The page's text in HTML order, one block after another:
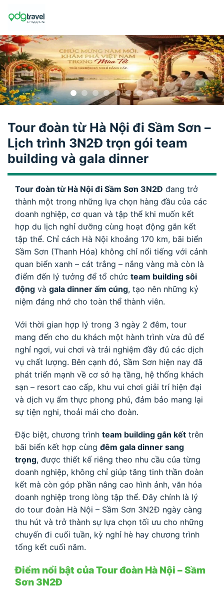
Tour đoàn từ Hà Nội đi Sầm Sơn –
Lịch trình 3N2Đ trọn gói team
building và gala dinner
Tour đoàn từ Hà Nội đi Sầm Sơn 3N2Đ đang trở
thành một trong những lựa chọn hàng đầu của các
doanh nghiệp, cơ quan và tập thể khi muốn kết
hợp du lịch nghỉ dưỡng cùng hoạt động gắn kết
tập thể. Chỉ cách Hà Nội khoảng 170 km, bãi biển
Sầm Sơn (Thanh Hóa) không chỉ nổi tiếng với cảnh
quan biển xanh – cát trắng – nắng vàng mà còn là
điểm đến lý tưởng để tổ chức team building sôi
động và gala dinner ấm cúng, tạo nên những kỷ
niệm đáng nhớ cho toàn thể thành viên.
Với thời gian hợp lý trong 3 ngày 2 đêm, tour
mang đến cho du khách một hành trình vừa đủ để
nghỉ ngơi, vui chơi và trải nghiệm đầy đủ các dịch
vụ chất lượng. Bên cạnh đó, Sầm Sơn hiện nay đã
phát triển mạnh về cơ sở hạ tầng, hệ thống khách
sạn – resort cao cấp, khu vui chơi giải trí hiện đại
và dịch vụ ẩm thực phong phú, đảm bảo mang lại
sự tiện nghi, thoải mái cho đoàn.
Đặc biệt, chương trình team building gắn kết trên
bãi biển kết hợp cùng đêm gala dinner sang
trọng, được thiết kế riêng theo nhu cầu của từng
doanh nghiệp, không chỉ giúp tăng tinh thần đoàn
kết mà còn góp phần nâng cao hình ảnh, văn hóa
doanh nghiệp trong lòng tập thể. Đây chính là lý
do tour đoàn Hà Nội – Sầm Sơn 3N2Đ ngày càng
thu hút và trở thành sự lựa chọn tối ưu cho những
chuyến đi cuối tuần, kỳ nghỉ hè hay chương trình
tổng kết cuối năm.
Điểm nổi bật của Tour đoàn Hà Nội – Sầm
Sơn 3N2Đ